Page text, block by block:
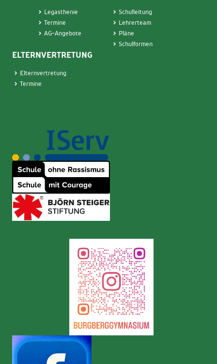
Legasthenie
Termine
AG-Angebote
Schulleitung
Lehrerteam
Pläne
Schulformen
ELTERNVERTRETUNG
Elternvertretung
Termine